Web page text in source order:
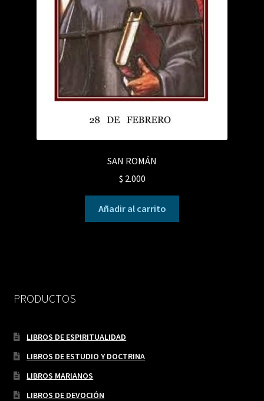
SAN ROMÁN
$ 2.000
Añadir al carrito
PRODUCTOS
LIBROS DE ESPIRITUALIDAD
LIBROS DE ESTUDIO Y DOCTRINA
LIBROS MARIANOS
LIBROS DE DEVOCIÓN